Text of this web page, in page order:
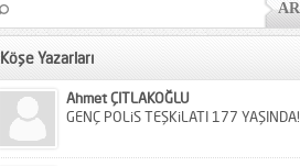
Köşe Yazarları
Ahmet ÇITLAKOĞLU
GENÇ POLiS TEŞKiLATI 177 YAŞINDA!..